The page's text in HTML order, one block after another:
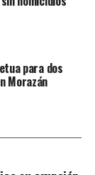
a la
fiscales
que Panamá
bajas del
a
Colón,
para dos
Morazán